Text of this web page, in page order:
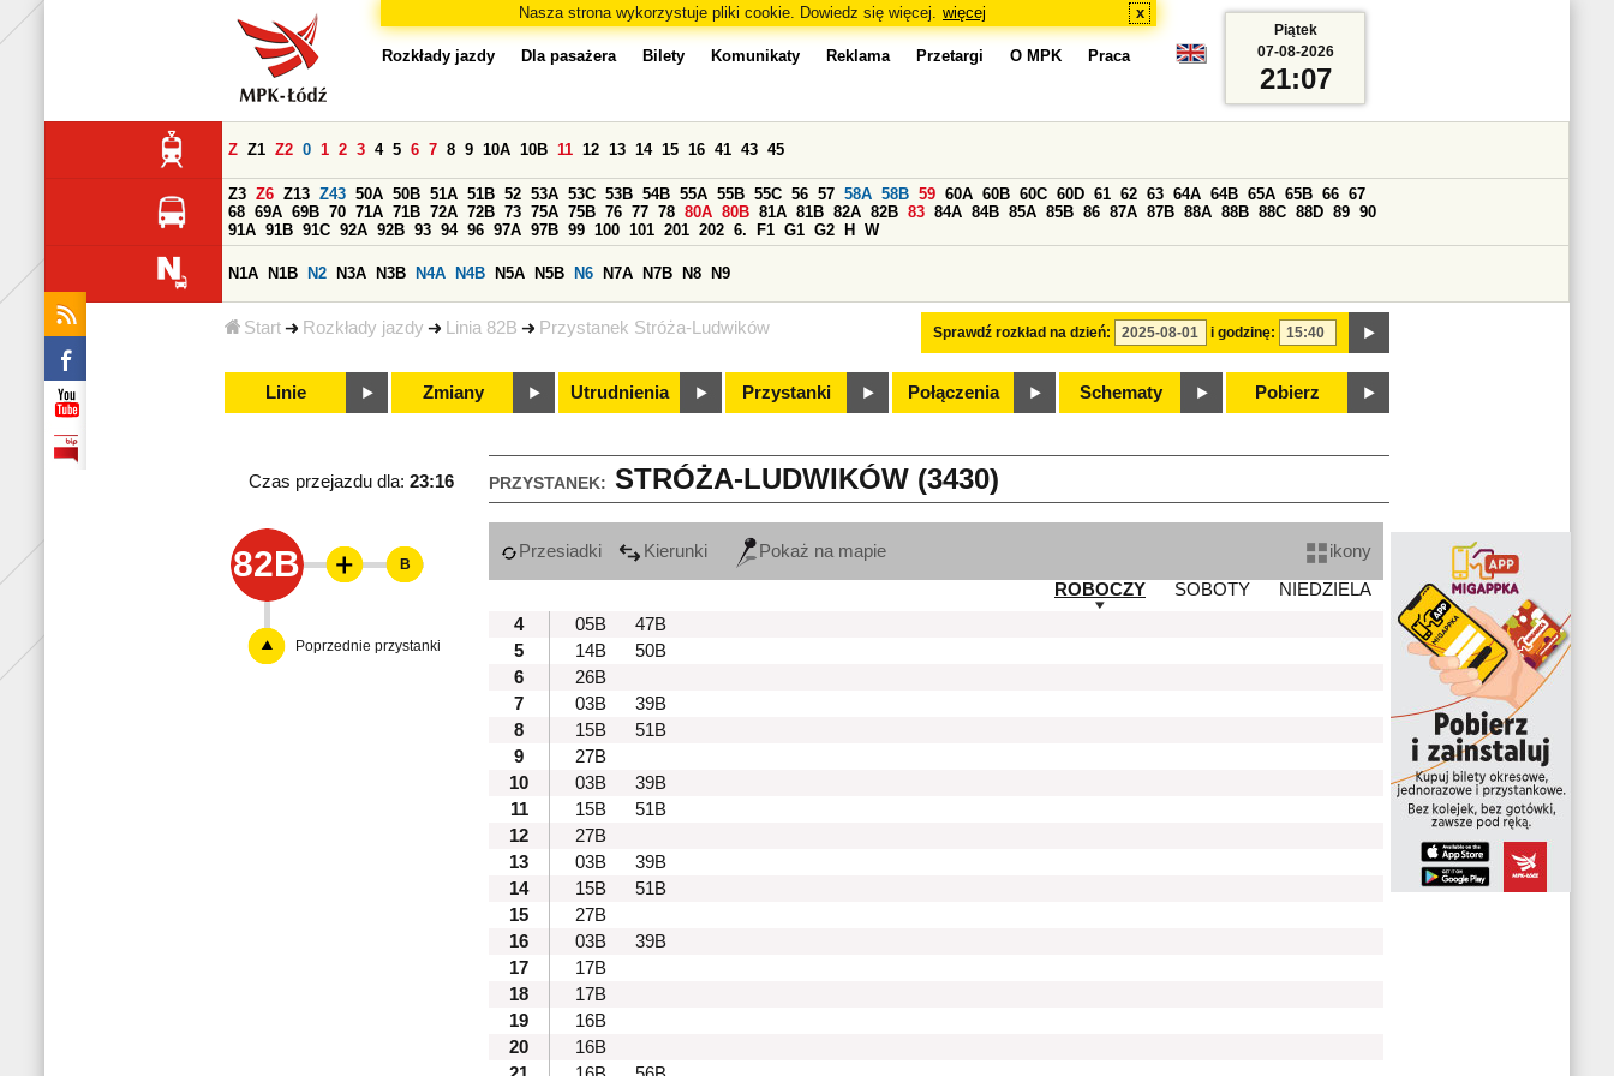
Nasza strona wykorzystuje pliki cookie. Dowiedz się więcej. więcej x
Start Rozkłady jazdy Linia 82B Przystanek Stróża-Ludwików
Rozkłady jazdy Dla pasażera Bilety Komunikaty Reklama Przetargi O MPK Praca
Sprawdź rozkład na dzień: i godzinę:
Z Z1 Z2 0 1 2 3 4 5 6 7 8 9 10A 10B 11 12 13 14 15 16 41 43 45
Z3 Z6 Z13 Z43 50A 50B 51A 51B 52 53A 53C 53B 54B 55A 55B 55C 56 57 58A 58B 59 60A 60B 60C 60D 61 62 63 64A 64B 65A 65B 66 67
68 69A 69B 70 71A 71B 72A 72B 73 75A 75B 76 77 78 80A 80B 81A 81B 82A 82B 83 84A 84B 85A 85B 86 87A 87B 88A 88B 88C 88D 89 90
91A 91B 91C 92A 92B 93 94 96 97A 97B 99 100 101 201 202 6. F1 G1 G2 H W
N1A N1B N2 N3A N3B N4A N4B N5A N5B N6 N7A N7B N8 N9
Linie Zmiany Utrudnienia Przystanki Połączenia Schematy Pobierz
Piątek
07-08-2026
21:07
PRZYSTANEK: STRÓŻA-LUDWIKÓW (3430)
Czas przejazdu dla: 23:16
82B Przesiadki Kierunki Pokaż na mapie
ikony
ROBOCZY
SOBOTY
NIEDZIELA
4
05B
47B
5
14B
50B
6
26B
7
03B
39B
8
15B
51B
9
27B
10
03B
39B
11
15B
51B
12
27B
13
03B
39B
14
15B
51B
15
27B
16
03B
39B
17
17B
18
17B
19
16B
20
16B
B
Poprzednie przystanki